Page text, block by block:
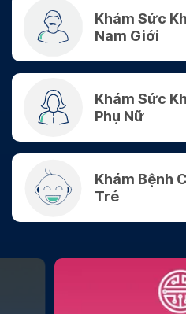
Khám Sức
Nam Giới
Khám Sức
Phụ Nữ
Khám Bệnh
Trẻ